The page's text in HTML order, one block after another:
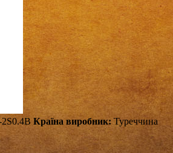
Країна виробник:Туреччина